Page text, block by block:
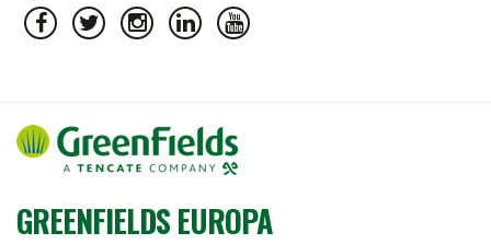
GREENFIELDS EUROPA